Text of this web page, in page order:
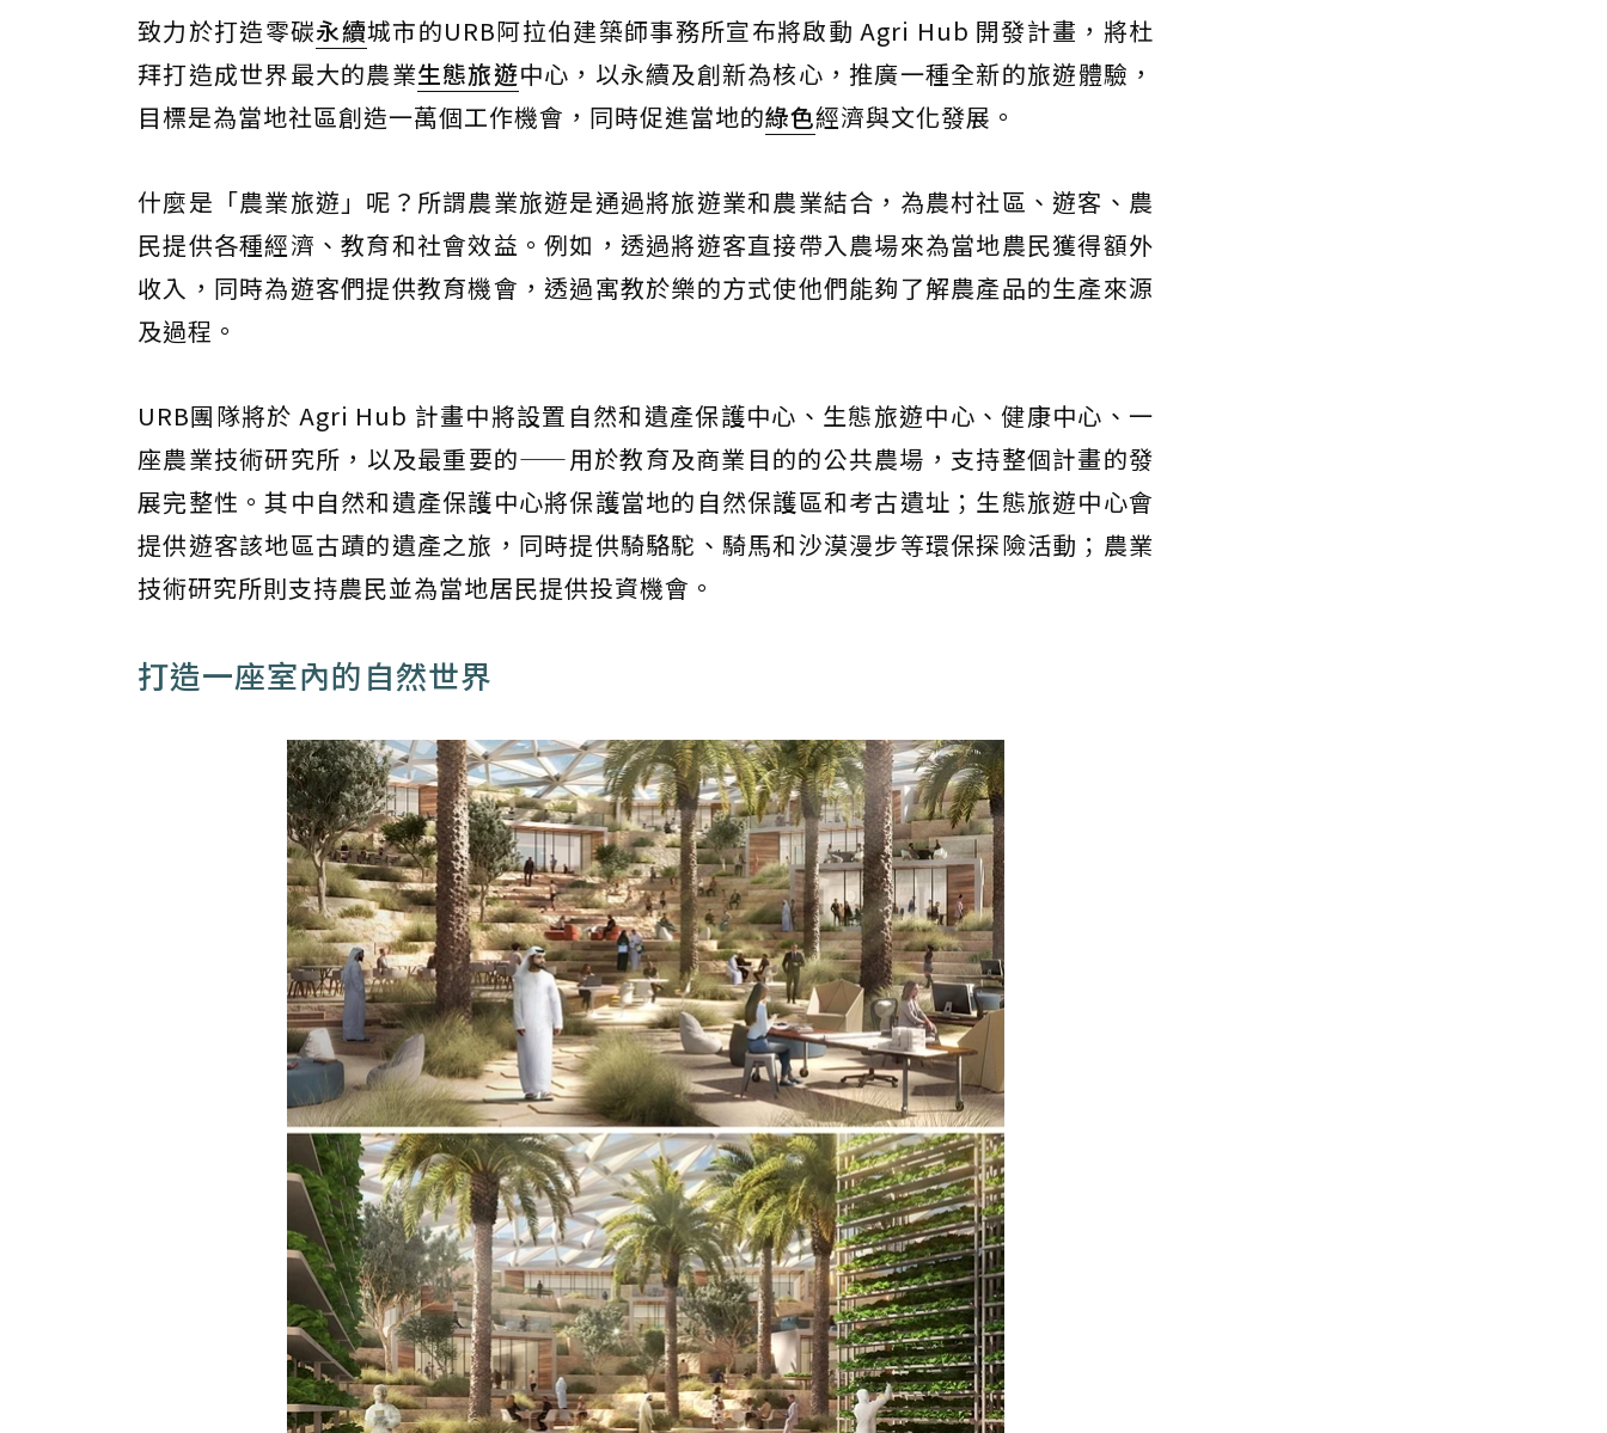
致力於打造零碳永續城市的URB阿拉伯建築師事務所宣布將啟動 Agri Hub 開發計畫，將杜
拜打造成世界最大的農業生態旅遊中心，以永續及創新為核心，推廣一種全新的旅遊體驗，
目標是為當地社區創造一萬個工作機會，同時促進當地的綠色經濟與文化發展。
什麼是「農業旅遊」呢？所謂農業旅遊是通過將旅遊業和農業結合，為農村社區、遊客、農
民提供各種經濟、教育和社會效益。例如，透過將遊客直接帶入農場來為當地農民獲得額外
收入，同時為遊客們提供教育機會，透過寓教於樂的方式使他們能夠了解農產品的生產來源
及過程。
URB團隊將於 Agri Hub 計畫中將設置自然和遺產保護中心、生態旅遊中心、健康中心、一
座農業技術研究所，以及最重要的——用於教育及商業目的的公共農場，支持整個計畫的發
展完整性。其中自然和遺產保護中心將保護當地的自然保護區和考古遺址；生態旅遊中心會
提供遊客該地區古蹟的遺產之旅，同時提供騎駱駝、騎馬和沙漠漫步等環保探險活動；農業
技術研究所則支持農民並為當地居民提供投資機會。
打造一座室內的自然世界